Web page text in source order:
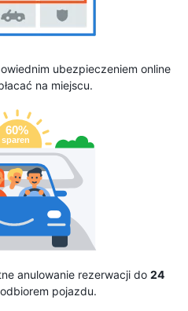
ubezpieczeniem online
na miejscu.
anulowanie rezerwacji do 24
pojazdu.